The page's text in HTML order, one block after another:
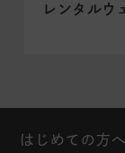
レンタルウ
はじめての方へ